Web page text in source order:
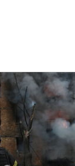
далее?
по количеству
и видео